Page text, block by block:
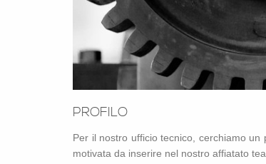
PRO­FI­LO
Per il no­stro uf­fi­cio tec­ni­co, cer­chia­mo
mo­ti­va­ta da in­se­ri­re nel no­stro af­fia­ta­to